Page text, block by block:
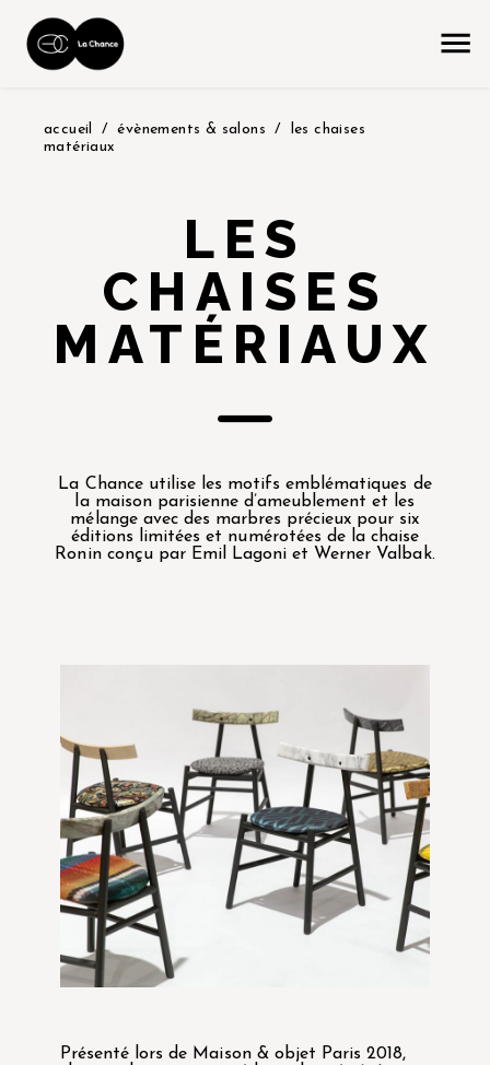
accueil évènements & salons
les chaises
matériaux
LES
CHAISES
MATÉRIAUX
La Chance utilise les motifs emblématiques de
la maison parisienne d’ameublement et les
mélange avec des marbres précieux pour six
éditions limitées et numérotées de la chaise
Ronin conçu par Emil Lagoni et Werner Valbak.
Présenté lors de Maison & objet Paris 2018,